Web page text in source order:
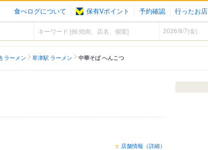
食べログについて 保有Vポイント 予約確認 行ったお店
ラーメン 草津駅 ラーメン 中華そば へんこつ
店舗情報（詳細）